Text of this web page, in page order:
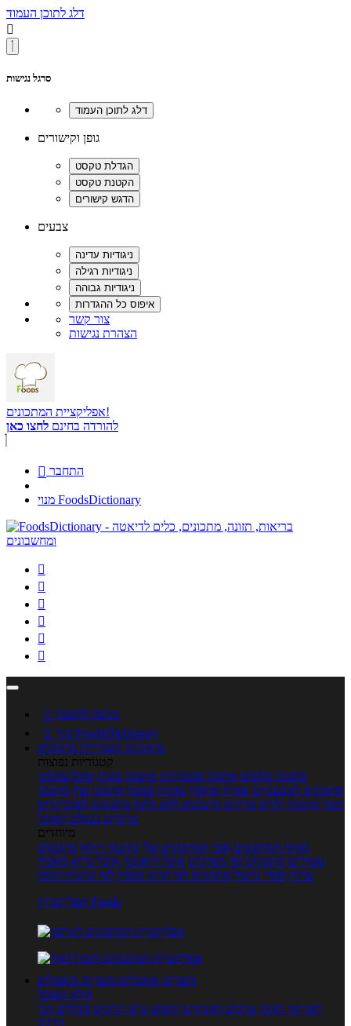
דלג לתוכן העמוד

סרגל נגישות
גופן וקישורים
צבעים
צור קשר
הצהרת נגישות
אפליקציית המתכונים!
להורדה בחינם לחצו כאן
 התחבר
מנוי FoodsDictionary






 כניסה לחשבון

מנוי FoodsDictionary
מתכונים קטגוריות מתכונים
קטגוריות נפוצות
מתכוני סלטים מתכוני פשטידות מתכוני עוגות אוכל צמחוני
מתכונים לטבעוניים אפייה מוקפץ עוגיות פסטה מתכוני עוף מתכוני
בשר מתכוני ילדים מרקים מתכונים ללא גלוטן מתכונים לסוכרתיים
טרנדים בעולם האוכל
מיוחדים
מנתח המתכונים ספר המתכונים שלי מתכוני וידאו מתכונים
עשירים מתכונים לפי מצרכים אוכל דיאטטי אוכל בריא מאכלי
עדות ספרי בישול מתכונים לפי חגים ועונות לפי שיטות הכנה
אפליקציית Foods
מוצרים ומאכלים מוצרים ומאכלים
מילון האוכל
תפריטי תזונה ערכים תזונתיים חיפוש ע"פ רכיבים מכילים הכי
הרבה